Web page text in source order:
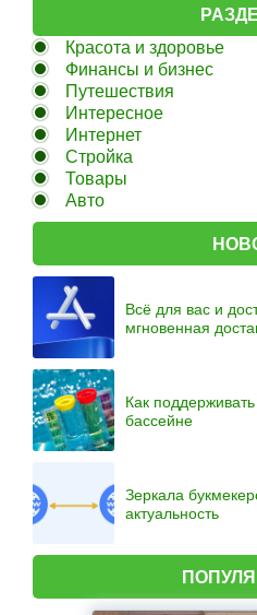
Красота и здоровье
Финансы и бизнес
Путешествия
Интересное
Интернет
Стройка
Товары
Авто
Всё для вас и
мгновенная
Как
бассейне
Зеркала
актуальность